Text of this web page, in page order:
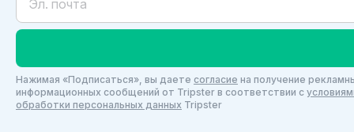
Нажимая «Подписаться», вы даете согласие на получение
информационных сообщений от Tripster в соответствии c
обработки персональных данных Tripster